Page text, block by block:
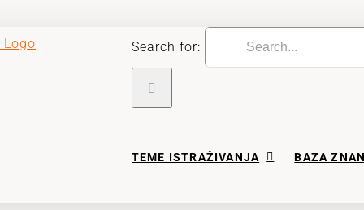
Search for:
TEME ISTRAŽIVANJA BAZA